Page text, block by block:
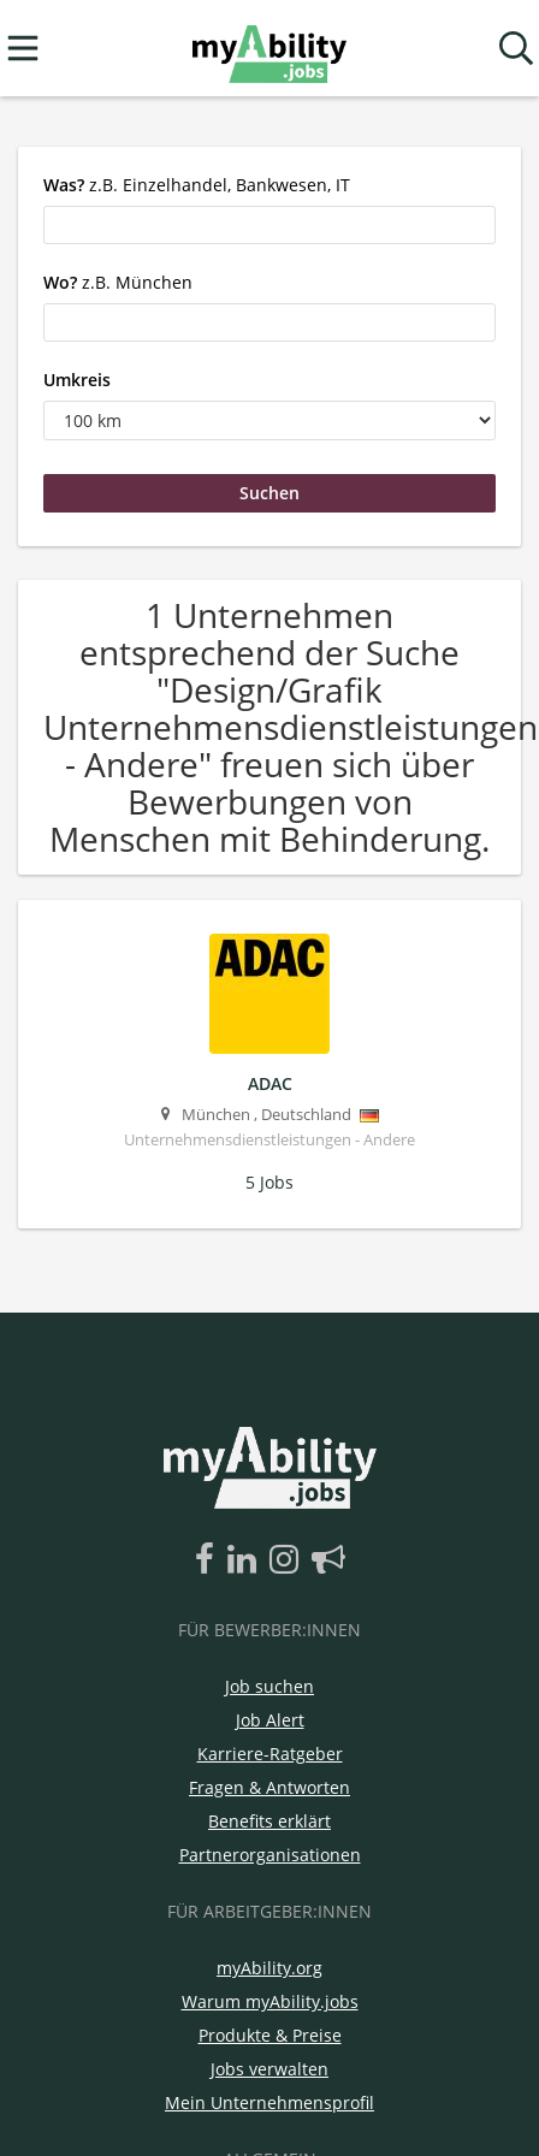
Was? z.B. Einzelhandel, Bankwesen, IT
Wo? z.B. München
Umkreis
1 Unternehmen
entsprechend der Suche
"Design/Grafik
Unternehmensdienstleistungen
- Andere" freuen sich über
Bewerbungen von
Menschen mit Behinderung.
ADAC
München , Deutschland
Unternehmensdienstleistungen - Andere
5 Jobs
FÜR BEWERBER:INNEN
Job suchen
Job Alert
Karriere-Ratgeber
Fragen & Antworten
Benefits erklärt
Partnerorganisationen
FÜR ARBEITGEBER:INNEN
myAbility.org
Warum myAbility.jobs
Produkte & Preise
Jobs verwalten
Mein Unternehmensprofil